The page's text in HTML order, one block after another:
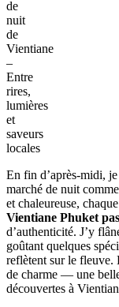
de
nuit
de
Vientiane
–
Entre
rires,
lumières
et
saveurs
locales
En fin d’après-midi,
marché de nuit
et chaleureuse,
Vientiane Phuket
d’authenticité. J’y
goûtant quelques
reflètent sur le fleuve.
de charme — une
découvertes à